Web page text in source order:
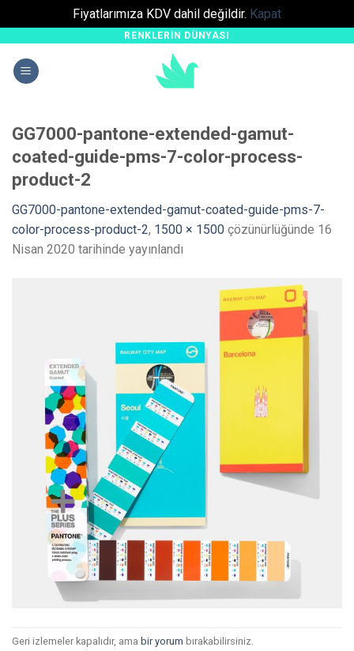
Fiyatlarımıza KDV dahil değildir. Kapat
content
RENKLERIN DÜNYASI
GG7000-pantone-extended-gamut-
coated-guide-pms-7-color-process-
product-2
GG7000-pantone-extended-gamut-coated-guide-pms-7-
color-process-product-2, 1500 × 1500 çözünürlüğünde 16
Nisan 2020 tarihinde yayınlandı
Geri izlemeler kapalıdır, ama bir yorum bırakabilirsiniz.